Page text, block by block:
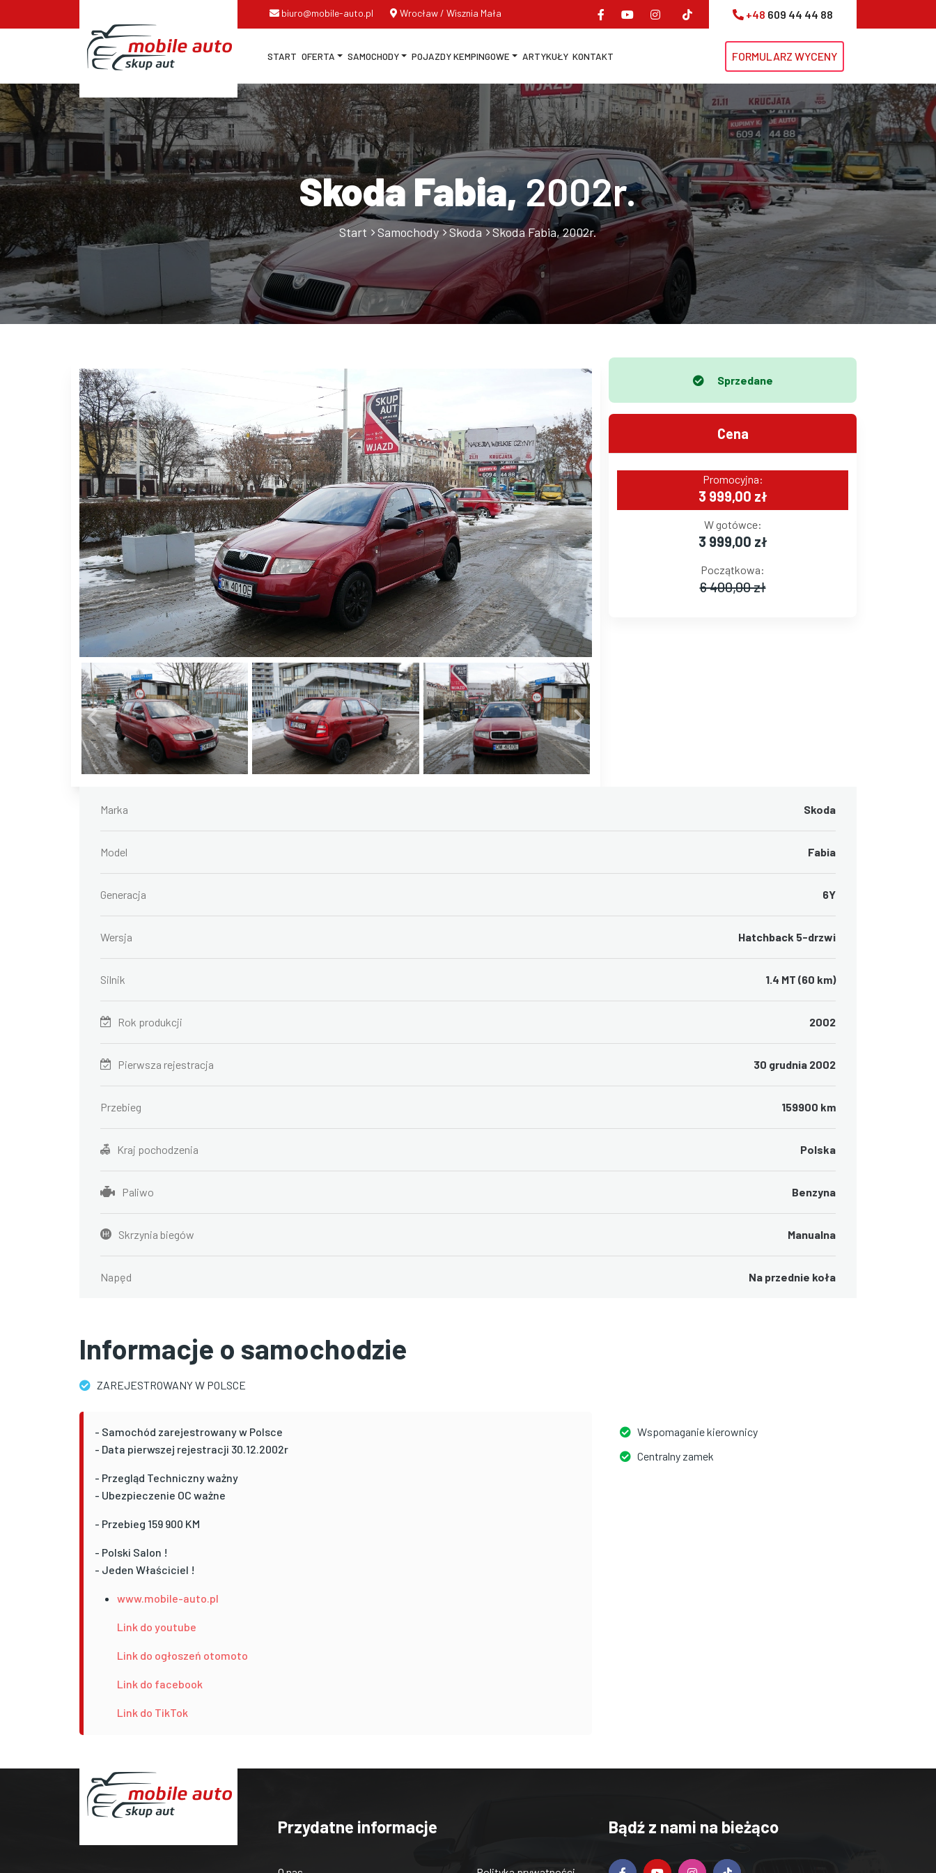
biuro@mobile-auto.pl Wrocław / Wisznia Mała +48 609 44 44 88
START OFERTA SAMOCHODY POJAZDY KEMPINGOWE ARTYKUŁY KONTAKT FORMULARZ WYCENY
Skoda Fabia,2002r.
Start Samochody Skoda Skoda Fabia, 2002r.
Sprzedane
Cena
Promocyjna:
3 999,00 zł
W gotówce:
3 999,00 zł
Początkowa:
6 400,00 zł
Marka Skoda
Model Fabia
Generacja 6Y
Wersja Hatchback 5-drzwi
Silnik 1.4 MT (60 km)
Rok produkcji 2002
Pierwsza rejestracja 30 grudnia 2002
Przebieg 159900 km
Kraj pochodzenia Polska
Paliwo Benzyna
Skrzynia biegów Manualna
Napęd Na przednie koła
Informacje o samochodzie
ZAREJESTROWANY W POLSCE
- Samochód zarejestrowany w Polsce
- Data pierwszej rejestracji 30.12.2002r
- Przegląd Techniczny ważny
- Ubezpieczenie OC ważne
- Przebieg 159 900 KM
- Polski Salon !
- Jeden Właściciel !
www.mobile-auto.pl
Link do youtube
Link do ogłoszeń otomoto
Link do facebook
Link do TikTok
Wspomaganie kierownicy
Centralny zamek
Przydatne informacje Bądź z nami na bieżąco